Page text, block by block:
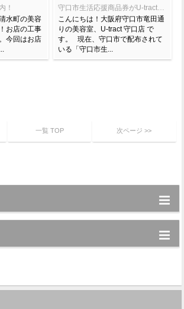
！
水町の美容
お店の工事
今回はお店
守口市生活応援商品券がU-tract守口店でご利用いただけます！
こんにちは！大阪府守口市竜田通
りの美容室、U-tract 守口店 で
す。 現在、守口市で配布されて
いる「守口市生...
一覧 TOP 次ページ >>